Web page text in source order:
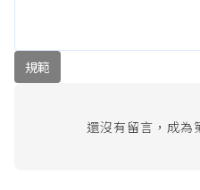
規範
還沒有留言，成為